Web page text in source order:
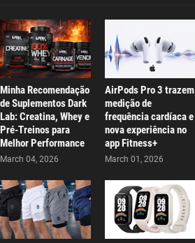
Minha Recomendação
de Suplementos Dark
Lab: Creatina, Whey e
Pré-Treinos para
Melhor Performance
March 04, 2026
AirPods Pro 3 trazem
medição de
frequência cardíaca e
nova experiência no
app Fitness+
March 01, 2026